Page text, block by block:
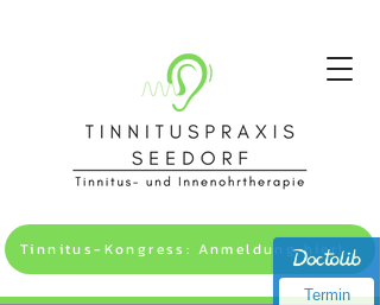
Tinnitus-Kongress: Anmeldung hier! >>
Termin